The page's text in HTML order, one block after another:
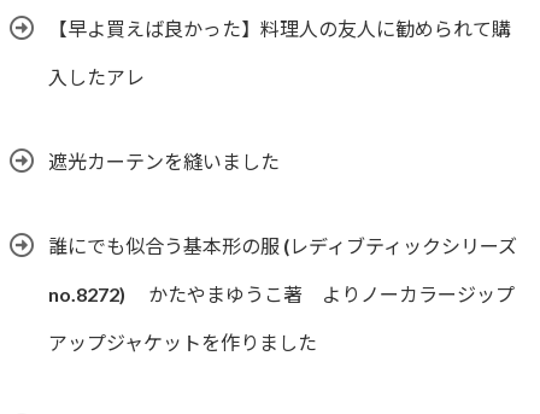
【早よ買えば良かった】料理人の友人に勧められて購
入したアレ
遮光カーテンを縫いました
誰にでも似合う基本形の服 (レディブティックシリーズ
no.8272) かたやまゆうこ著 よりノーカラージップ
アップジャケットを作りました